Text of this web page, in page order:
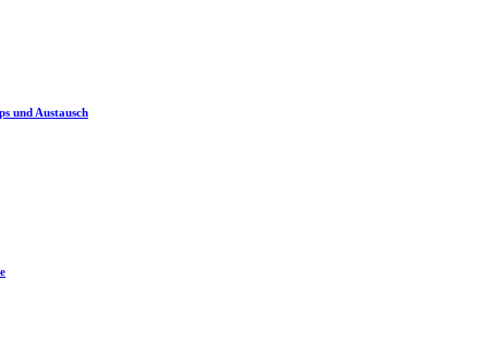
und Austausch